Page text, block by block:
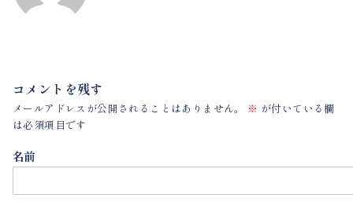
コメントを残す
メールアドレスが公開されることはありません。 ※ が付いている欄
は必須項目です
名前